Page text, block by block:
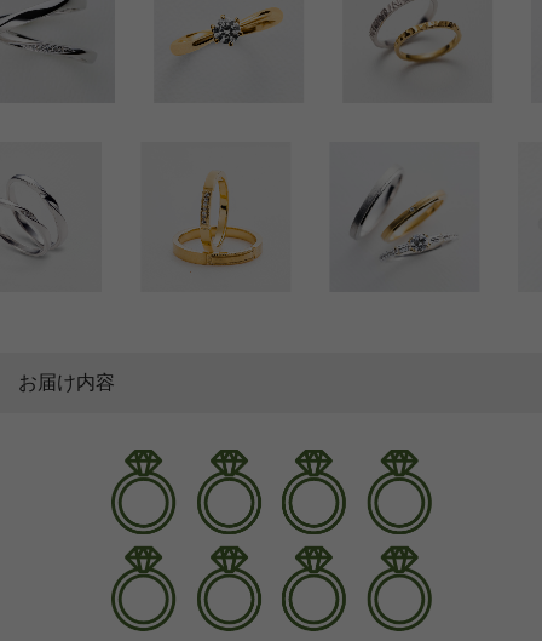
お届け内容